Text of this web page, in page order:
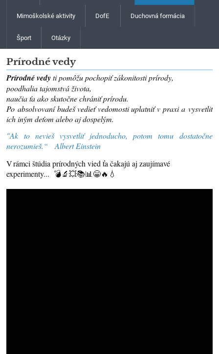
Mimoškolské aktivity DofE Duchovná formácia
Šport Otázky
Prírodné vedy
Prírodné vedyti pomôžu pochopiť zákonitosti prírody,
poodhalia tajomstvá života,
naučia ťa ako skutočne chrániť prírodu.
Po absolvovaní budeš vedieť vedomosti uplatniť v praxi a vysvetliť
ich iným deťom alebo aj dospelým.
"Ak to nevieš vysvetliť jednoducho, potom tomu dostatočne
nerozumieš.“Albert Einstein
V rámci štúdia prírodných vied ťa čakajú aj zaujímavé
experimenty... 💣🔬💥📚📊😁🔥💧